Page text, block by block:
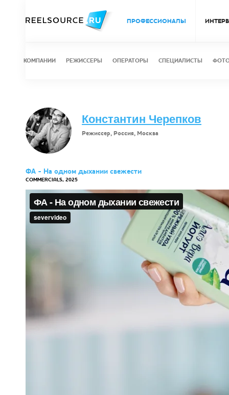
ПРОФЕССИОНАЛЫ
КОМПАНИИ РЕЖИССЕРЫ ОПЕРАТОРЫ СПЕЦИАЛИСТЫ
Константин Черепков
Режиссер, Россия, Москва
ФА - На одном дыхании свежести
COMMERCIALS, 2025